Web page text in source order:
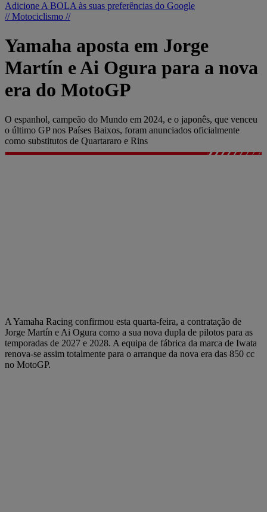
Adicione A BOLA às suas preferências do Google
// Motociclismo //
Yamaha aposta em Jorge
Martín e Ai Ogura para a nova
era do MotoGP
O espanhol, campeão do Mundo em 2024, e o japonês, que venceu
o último GP nos Países Baixos, foram anunciados oficialmente
como substitutos de Quartararo e Rins
A Yamaha Racing confirmou esta quarta-feira, a contratação de
Jorge Martín e Ai Ogura como a sua nova dupla de pilotos para as
temporadas de 2027 e 2028. A equipa de fábrica da marca de Iwata
renova-se assim totalmente para o arranque da nova era das 850 cc
no MotoGP.